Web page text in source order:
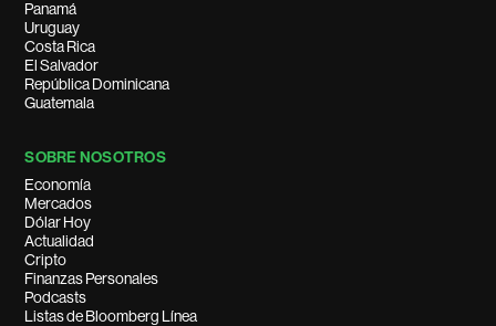
Panamá
Uruguay
Costa Rica
El Salvador
República Dominicana
Guatemala
SOBRE NOSOTROS
Economía
Mercados
Dólar Hoy
Actualidad
Cripto
Finanzas Personales
Podcasts
Listas de Bloomberg Línea